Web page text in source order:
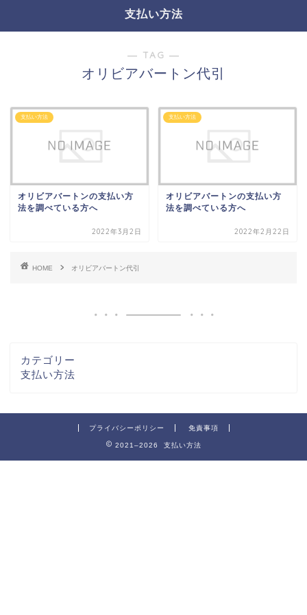
支払い方法
― TAG ―
オリビアバートン代引
支払い方法
オリビアバートンの支払い方
法を調べている方へ
2022年3月2日
支払い方法
オリビアバートンの支払い方
法を調べている方へ
2022年2月22日
HOME オリビアバートン代引
カテゴリー
支払い方法
プライバシーポリシー 免責事項
2021–2026 支払い方法